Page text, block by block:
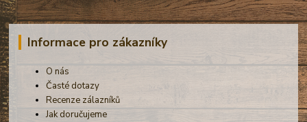
Informace pro zákazníky
O nás
Časté dotazy
Recenze zálazníků
Jak doručujeme